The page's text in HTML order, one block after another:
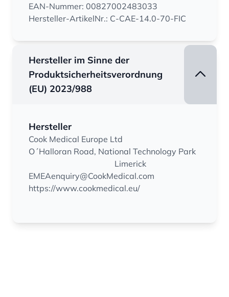
EAN-Nummer: 00827002483033
Hersteller-ArtikelNr.: C-CAE-14.0-70-FIC
Hersteller im Sinne der
Produktsicherheitsverordnung
(EU) 2023/988
Hersteller
Cook Medical Europe Ltd
O´Halloran Road, National Technology Park
Limerick
EMEAenquiry@CookMedical.com
https://www.cookmedical.eu/